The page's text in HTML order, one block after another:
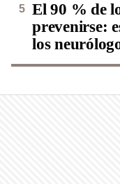
El 90 % de
prevenirse:
los